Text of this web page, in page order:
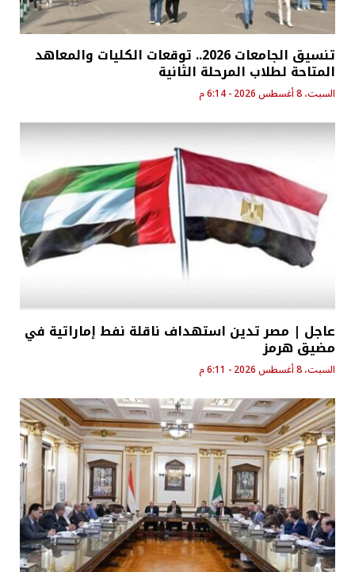
تنسيق الجامعات 2026.. توقعات الكليات والمعاهد
المتاحة لطلاب المرحلة الثانية
السبت، 8 أغسطس 2026 - 6:14 م
عاجل | مصر تدين استهداف ناقلة نفط إماراتية في
مضيق هرمز
السبت، 8 أغسطس 2026 - 6:11 م